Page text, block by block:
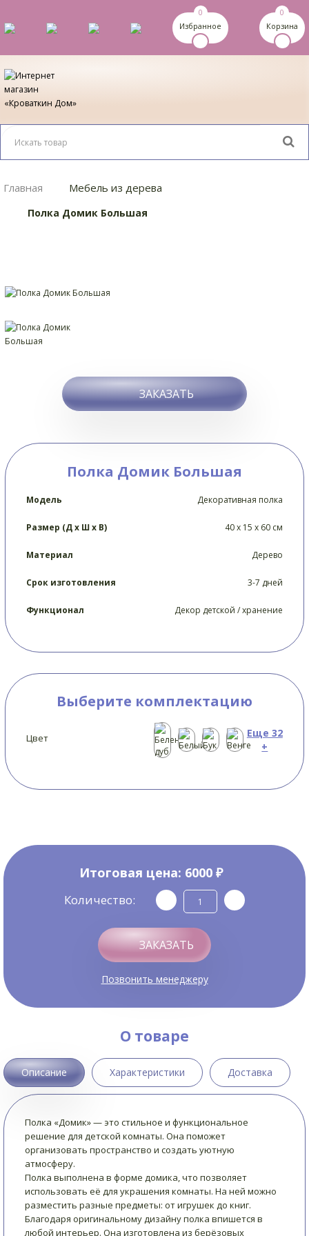
0
Избранное
0
Корзина
Главная Мебель из дерева
Полка Домик Большая
ЗАКАЗАТЬ
Полка Домик Большая
Модель Декоративная полка
Размер (Д х Ш х В) 40 х 15 х 60 см
Материал Дерево
Срок изготовления 3-7 дней
Функционал Декор детской / хранение
Выберите комплектацию
Цвет
Еще 32
+
Итоговая цена: 6000 ₽
Количество:
ЗАКАЗАТЬ
Позвонить менеджеру
О товаре
Описание Характеристики Доставка
Полка «Домик» — это стильное и функциональное
решение для детской комнаты. Она поможет
организовать пространство и создать уютную
атмосферу.
Полка выполнена в форме домика, что позволяет
использовать её для украшения комнаты. На ней можно
разместить разные предметы: от игрушек до книг.
Благодаря оригинальному дизайну полка впишется в
любой интерьер. Она изготовлена из берёзовых